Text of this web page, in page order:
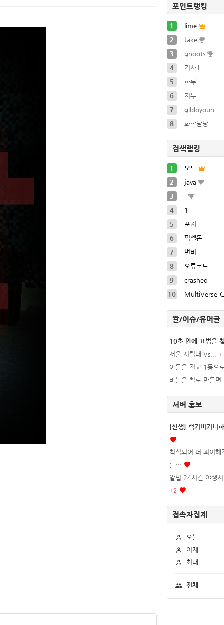
포인트랭킹
1
lime
2
Jake
3
ghoots
4
기사1
5
하루
6
지누
7
gildoyoun
8
화학담당
검색랭킹
1
모드
2
java
3
-
4
1
5
포지
6
픽셀몬
7
변비
8
오류코드
9
crashed
10
MultiVerse-
짤/이슈/유머글
10초 안에 표범을
서울 시립대 Vs...
+
아들을 전교 1등으
바늘을 철로 만들면
서버 홍보
[신생] 럭키비키니
침식되어 더 괴이
를…
알팁 24시간 야생
+2
접속자집계
오늘
어제
최대
전체